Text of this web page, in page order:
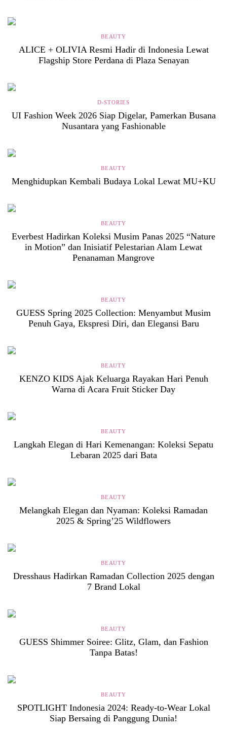
BEAUTY
ALICE + OLIVIA Resmi Hadir di Indonesia Lewat
Flagship Store Perdana di Plaza Senayan
D-STORIES
UI Fashion Week 2026 Siap Digelar, Pamerkan Busana
Nusantara yang Fashionable
BEAUTY
Menghidupkan Kembali Budaya Lokal Lewat MU+KU
BEAUTY
Everbest Hadirkan Koleksi Musim Panas 2025 “Nature
in Motion” dan Inisiatif Pelestarian Alam Lewat
Penanaman Mangrove
BEAUTY
GUESS Spring 2025 Collection: Menyambut Musim
Penuh Gaya, Ekspresi Diri, dan Elegansi Baru
BEAUTY
KENZO KIDS Ajak Keluarga Rayakan Hari Penuh
Warna di Acara Fruit Sticker Day
BEAUTY
Langkah Elegan di Hari Kemenangan: Koleksi Sepatu
Lebaran 2025 dari Bata
BEAUTY
Melangkah Elegan dan Nyaman: Koleksi Ramadan
2025 & Spring’25 Wildflowers
BEAUTY
Dresshaus Hadirkan Ramadan Collection 2025 dengan
7 Brand Lokal
BEAUTY
GUESS Shimmer Soiree: Glitz, Glam, dan Fashion
Tanpa Batas!
BEAUTY
SPOTLIGHT Indonesia 2024: Ready-to-Wear Lokal
Siap Bersaing di Panggung Dunia!